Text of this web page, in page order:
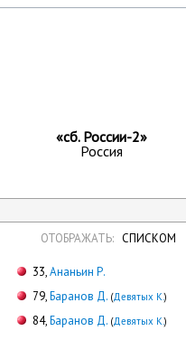
«сб. России-2»
Россия
ОТОБРАЖАТЬ: СПИСКОМ
33,Ананьин Р.
79,Баранов Д. (Девятых К.)
84,Баранов Д. (Девятых К.)